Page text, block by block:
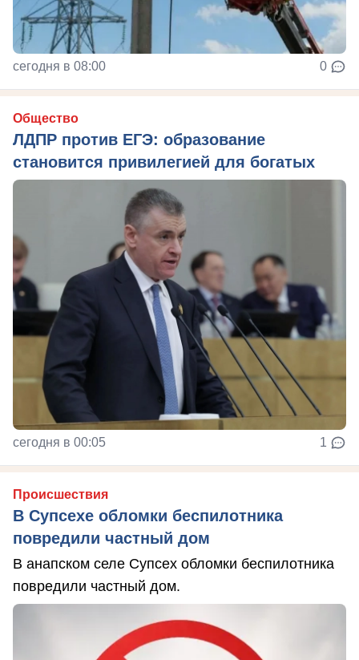
сегодня в 08:00 0
Общество
ЛДПР против ЕГЭ: образование
становится привилегией для богатых
сегодня в 00:05 1
Происшествия
В Супсехе обломки беспилотника
повредили частный дом
В анапском селе Супсех обломки беспилотника
повредили частный дом.